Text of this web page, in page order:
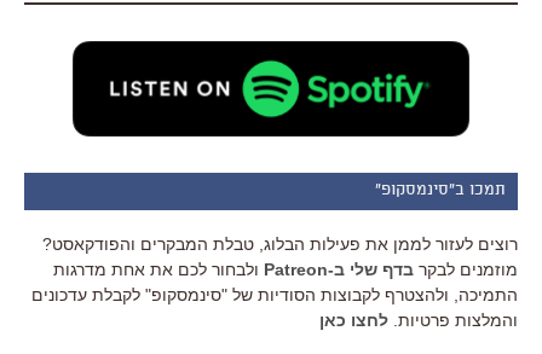
תמכו ב"סינמסקופ"
רוצים לעזור לממן את פעילות הבלוג, טבלת המבקרים והפודקאסט?
מוזמנים לבקר בדף שלי ב-Patreon
ולבחור לכם את אחת מדרגות
התמיכה, ולהצטרף לקבוצות הסודיות של "סינמסקופ" לקבלת עדכונים
והמלצות פרטיות. לחצו כאן